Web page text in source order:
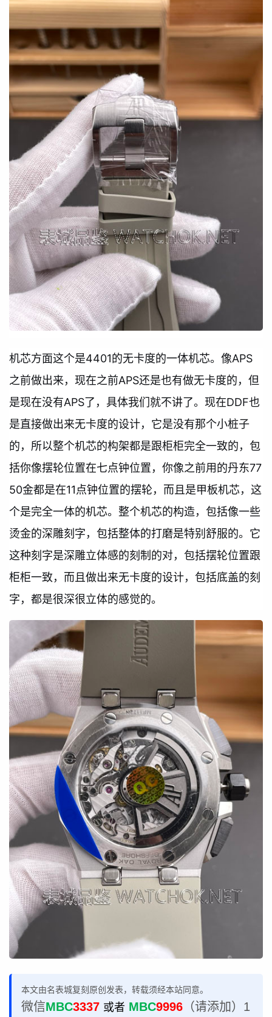
机芯方面这个是4401的无卡度的一体机芯。像APS
之前做出来，现在之前APS还是也有做无卡度的，但
是现在没有APS了，具体我们就不讲了。现在DDF也
是直接做出来无卡度的设计，它是没有那个小桩子
的，所以整个机芯的构架都是跟柜柜完全一致的，包
括你像摆轮位置在七点钟位置，你像之前用的丹东77
50金都是在11点钟位置的摆轮，而且是甲板机芯，这
个是完全一体的机芯。整个机芯的构造，包括像一些
烫金的深雕刻字，包括整体的打磨是特别舒服的。它
这种刻字是深雕立体感的刻制的对，包括摆轮位置跟
柜柜一致，而且做出来无卡度的设计，包括底盖的刻
字，都是很深很立体的感觉的。
本文由名表城复刻原创发表，转载须经本站同意。
微信MBC3337 或者 MBC9996 （请添加）1